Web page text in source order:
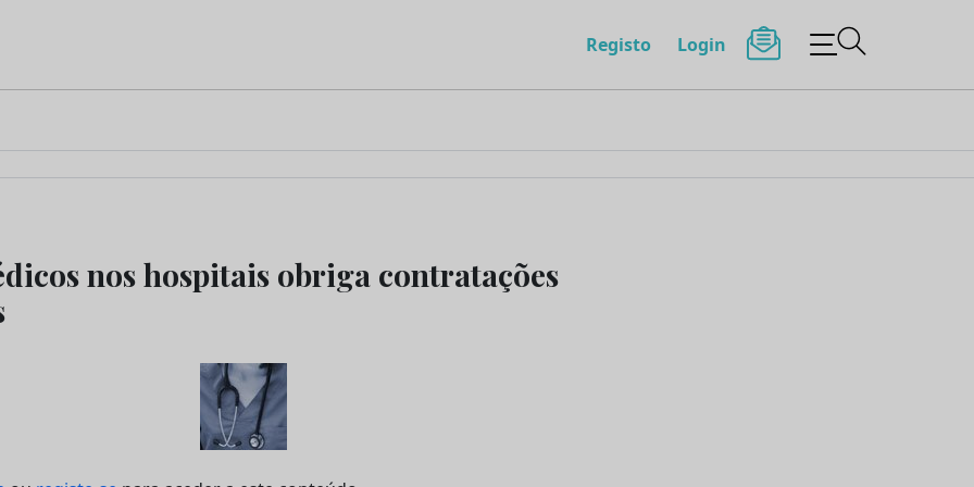
Registo Login
nos hospitais obriga contratações